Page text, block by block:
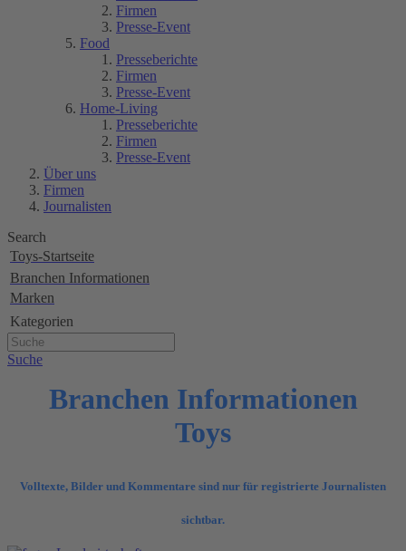
Firmen
Presse-Event
Food
Presseberichte
Firmen
Presse-Event
Home-Living
Presseberichte
Firmen
Presse-Event
Über uns
Firmen
Journalisten
Search
Toys-Startseite
Branchen Informationen
Marken
Kategorien
Suche
Branchen Informationen
Toys
Volltexte, Bilder und Kommentare sind nur für registrierte Journalisten
sichtbar.